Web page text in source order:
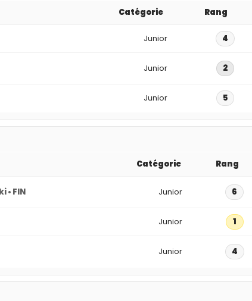
Catégorie Rang
Junior 4
Junior 2
Junior 5
Catégorie Rang
• FIN Junior 6
Junior 1
Junior 4